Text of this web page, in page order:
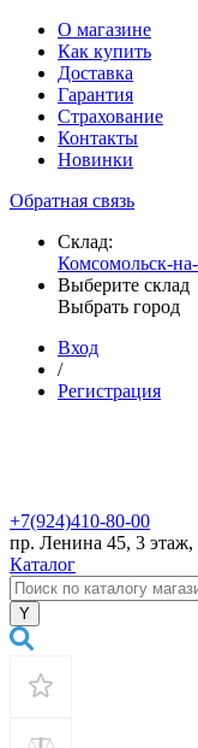
О магазине
Как купить
Доставка
Гарантия
Страхование
Контакты
Новинки
Обратная связь
Склад:
Комсомольск-
Выберите склад
Выбрать город
Вход
/
Регистрация
+7(924)410-80-00
пр. Ленина 45, 3 этаж,
Каталог